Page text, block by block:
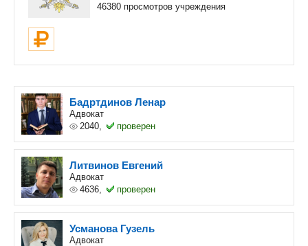
46380 просмотров учреждения
Бадртдинов Ленар
Адвокат
2040,
проверен
Литвинов Евгений
Адвокат
4636,
проверен
Усманова Гузель
Адвокат